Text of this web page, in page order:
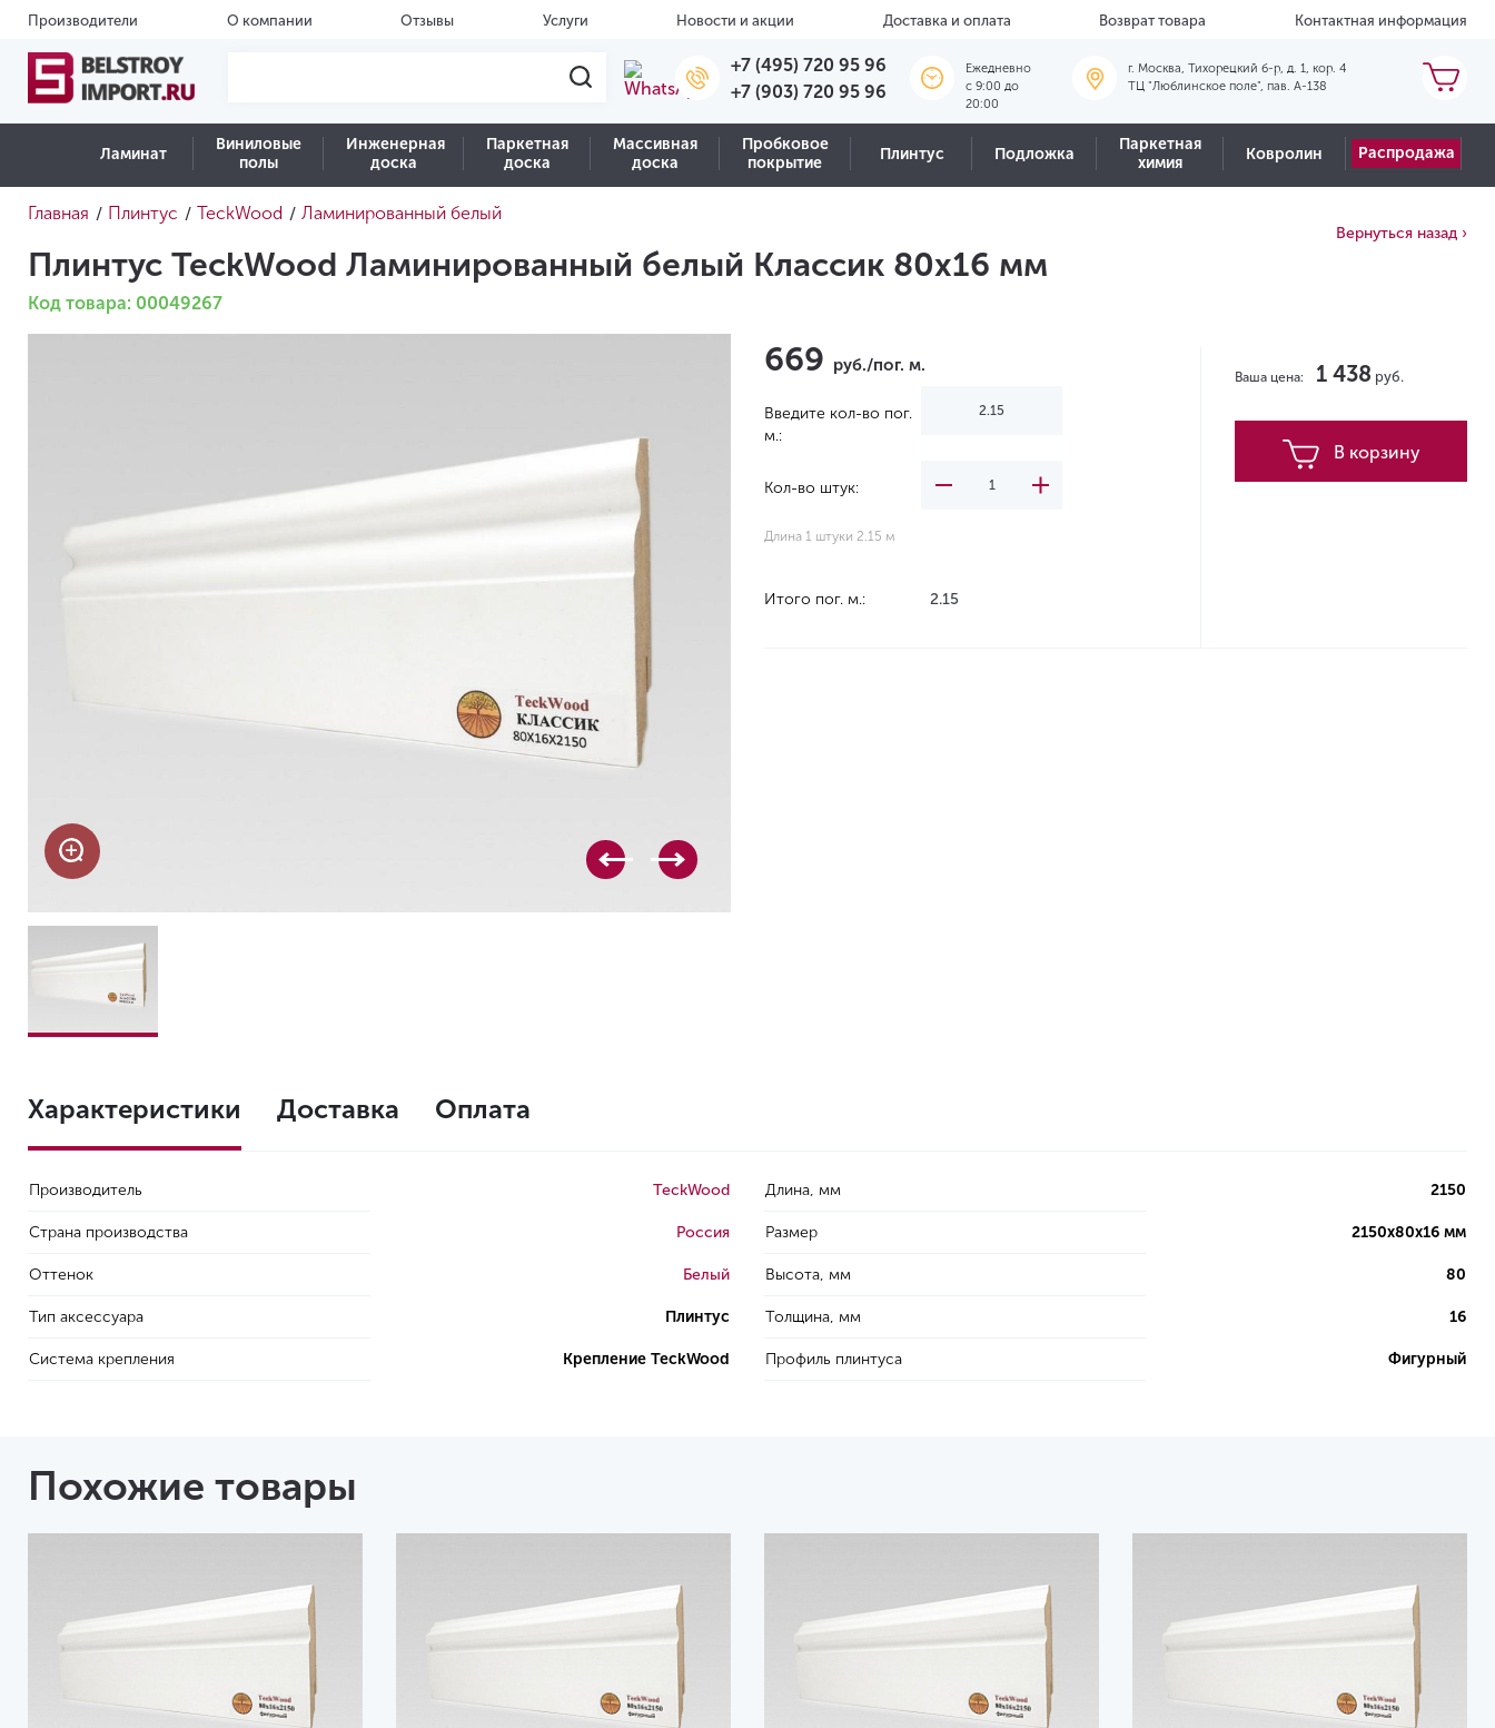
Производители О компании Отзывы Услуги Новости и акции Доставка и оплата Возврат товара Контактная информация
+7 (495) 720 95 96
+7 (903) 720 95 96
Ежедневно
c 9:00 до
20:00
г. Москва, Тихорецкий б-р, д. 1, кор. 4
ТЦ "Люблинское поле", пав. А-138
Ламинат
Виниловые
полы
Инженерная
доска
Паркетная
доска
Массивная
доска
Пробковое
покрытие
Плинтус Подложка
Паркетная
химия
Ковролин Распродажа
Главная / Плинтус / TeckWood / Ламинированный белый
Плинтус TeckWood Ламинированный белый Классик 80х16 мм
Код товара: 00049267
Вернуться назад ›
669 руб./пог. м.
Введите кол-во пог.
м.:
Кол-во штук:
Длина 1 штуки 2.15 м
Итого пог. м.: 2.15
Ваша цена: 1 438 руб.
В корзину
Характеристики Доставка Оплата
Производитель TeckWood
Страна производства Россия
Оттенок Белый
Тип аксессуара Плинтус
Система крепления Крепление TeckWood
Длина, мм 2150
Размер 2150х80х16 мм
Высота, мм 80
Толщина, мм 16
Профиль плинтуса Фигурный
Похожие товары